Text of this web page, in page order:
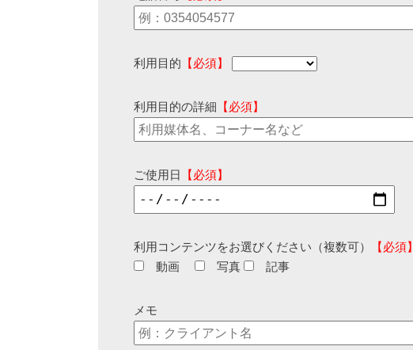
利用目的 【必須】
利用目的の詳細 【必須】
ご使用日 【必須】
利用コンテンツをお選びください（複数可）
【必須】
動画
写真 記事
メモ